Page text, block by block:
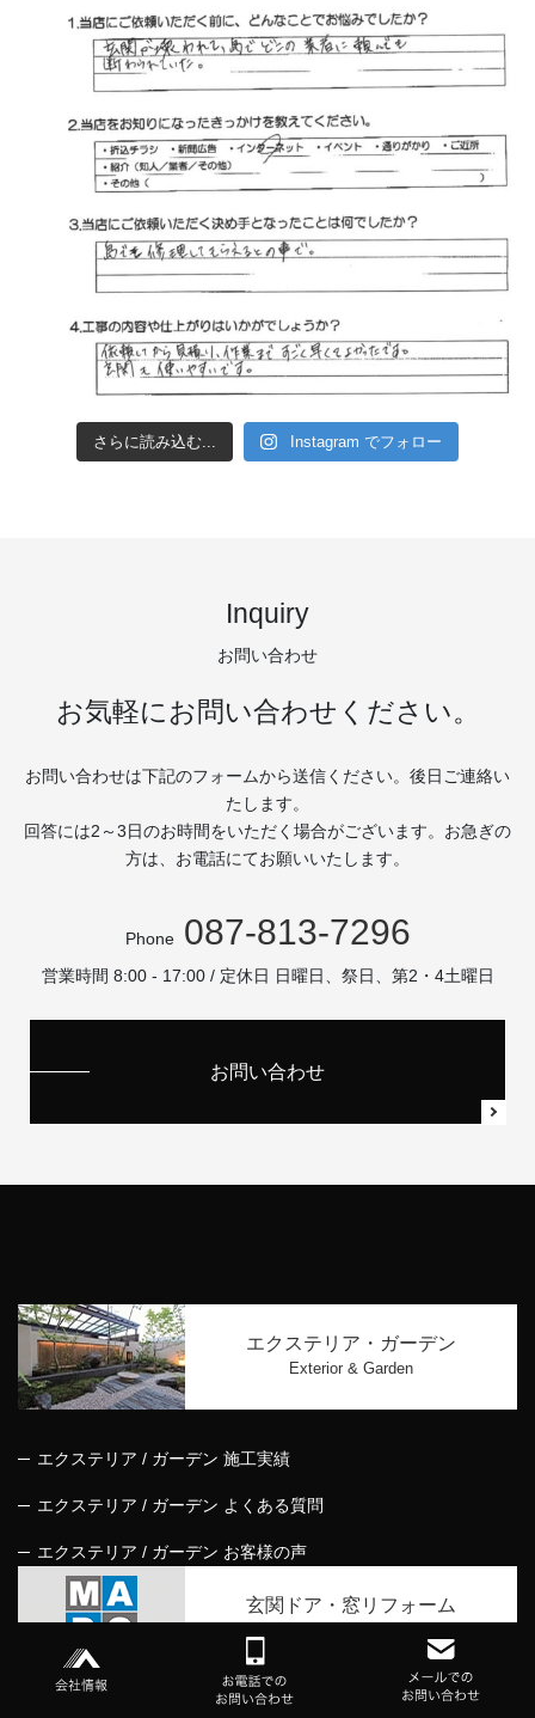
さらに読み込む... Instagram でフォロー
Inquiry
お問い合わせ
お気軽にお問い合わせください。
お問い合わせは下記のフォームから送信ください。後日ご連絡い
たします。
回答には2～3日のお時間をいただく場合がございます。お急ぎの
方は、お電話にてお願いいたします。
Phone 087-813-7296
営業時間 8:00 - 17:00 / 定休日 日曜日、祭日、第2・4土曜日
お問い合わせ
エクステリア・ガーデン
Exterior & Garden
エクステリア / ガーデン 施工実績
エクステリア / ガーデン よくある質問
エクステリア / ガーデン お客様の声
玄関ドア・窓リフォーム